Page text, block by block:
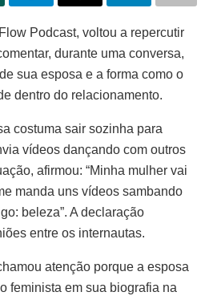
Podcast, voltou a repercutir
durante uma conversa,
sua esposa e a forma como o
dentro do relacionamento.
costuma sair sozinha para
vídeos dançando com outros
afirmou: “Minha mulher vai
manda uns vídeos sambando
beleza”. A declaração
entre os internautas.
atenção porque a esposa
feminista em sua biografia na